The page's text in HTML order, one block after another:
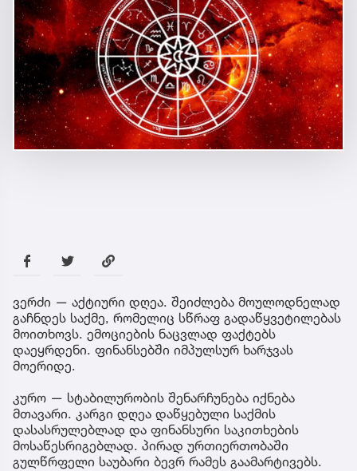
ვერძი — აქტიური დღეა. შეიძლება მოულოდნელად
გაჩნდეს საქმე, რომელიც სწრაფ გადაწყვეტილებას
მოითხოვს. ემოციების ნაცვლად ფაქტებს
დაეყრდენი. ფინანსებში იმპულსურ ხარჯვას
მოერიდე.
კურო — სტაბილურობის შენარჩუნება იქნება
მთავარი. კარგი დღეა დაწყებული საქმის
დასასრულებლად და ფინანსური საკითხების
მოსაწესრიგებლად. პირად ურთიერთობაში
გულწრფელი საუბარი ბევრ რამეს გაამარტივებს.